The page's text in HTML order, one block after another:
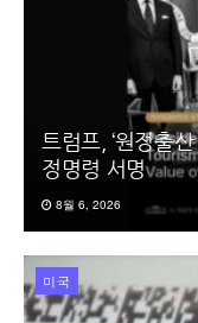
트럼프, ‘원정출
정명령 서명
8월 6, 2026
미국